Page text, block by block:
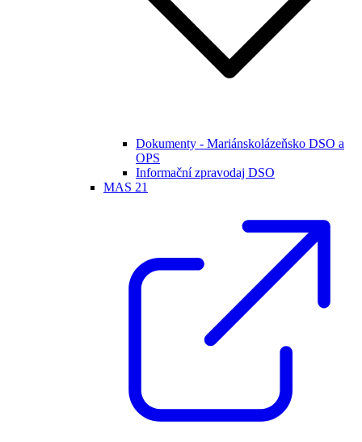
Dokumenty - Mariánskolázeňsko DSO a
OPS
Informační zpravodaj DSO
MAS 21